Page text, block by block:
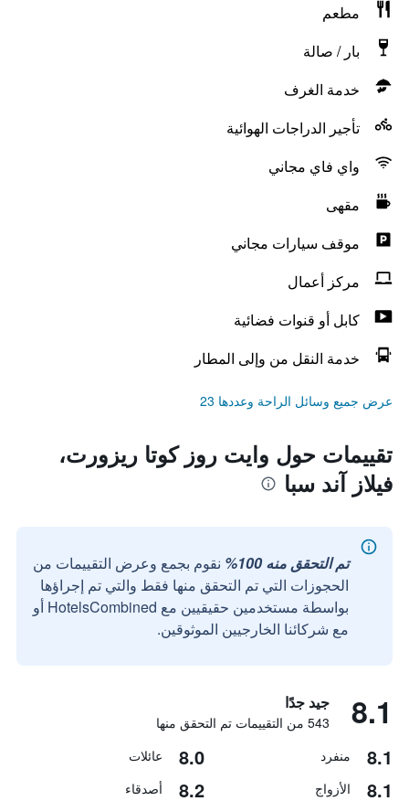
مطعم
بار / صالة
خدمة الغرف
تأجير الدراجات الهوائية
واي فاي مجاني
مقهى
موقف سيارات مجاني
مركز أعمال
كابل أو قنوات فضائية
خدمة النقل من وإلى المطار
عرض جميع وسائل الراحة وعددها 23
تقييمات حول وايت روز كوتا ريزورت،
فيلاز آند سبا
تم التحقق منه 100%
نقوم بجمع وعرض التقييمات من
الحجوزات التي تم التحقق منها فقط والتي تم إجراؤها
بواسطة مستخدمين حقيقيين مع HotelsCombined أو
مع شركائنا الخارجيين الموثوقين.
8.1 جيد جدًا
543 من التقييمات تم التحقق منها
8.1 منفرد 8.0 عائلات
8.1 الأزواج 8.2 أصدقاء